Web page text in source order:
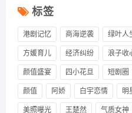
标签
港剧记忆 商海逆袭 绿叶人
方媛育儿 经济纠纷 浪子收
颜值盛宴 四小花旦 短剧圈
颜值 阿娇 白宇恋情 明
美照曝光 王楚然 气质女神